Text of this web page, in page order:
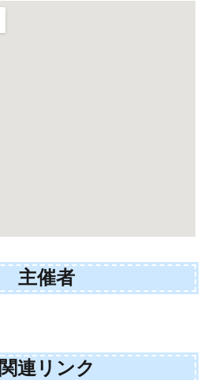
主催者
関連リンク